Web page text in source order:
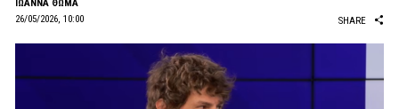
ΙΩΑΝΝΑ ΘΩΜΑ
26/05/2026, 10:00
SHARE